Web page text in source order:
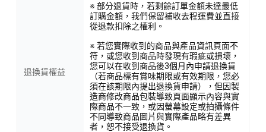
退換貨權益
※ 部分退貨時，若剩餘訂單金額未達最低
訂購金額，我們保留補收去程運費並直接
從退款扣除之權利。
※ 若您實際收到的商品與產品資訊頁面不
符，或您收到商品時發現有瑕疵或損壞，
您可以在收到商品後3個月內申請退換貨
（若商品標有賞味期限或有效期限，您必
須在該期限內提出退換貨申請），但因製
造商修改商品包裝導致頁面顯示內容與實
際商品不一致，或因螢幕設定或拍攝條件
不同導致商品圖片與實際產品略有差異
者，恕不接受退換貨。